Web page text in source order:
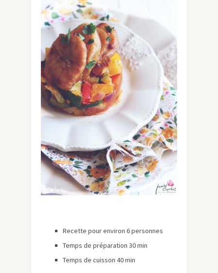
Recette pour environ 6 personnes
Temps de préparation 30 min
Temps de cuisson 40 min